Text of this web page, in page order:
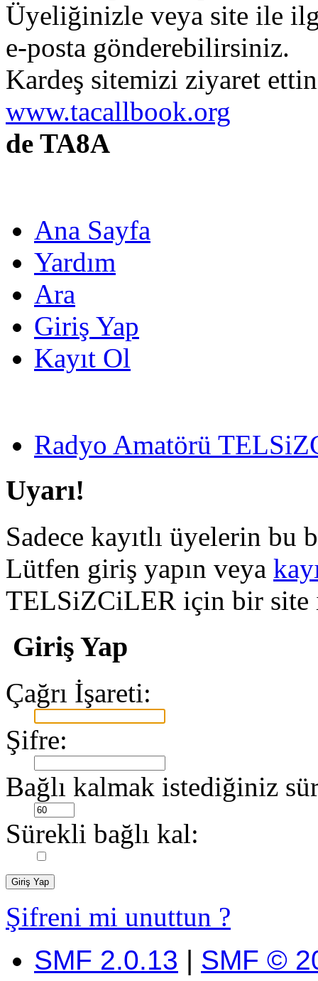
Üyeliğinizle veya site ile
e-posta gönderebilirsiniz.
Kardeş sitemizi ziyaret
www.tacallbook.org
de TA8A
Ana Sayfa
Yardım
Ara
Giriş Yap
Kayıt Ol
Radyo Amatörü
Uyarı!
Sadece kayıtlı üyelerin bu
Lütfen giriş yapın veya
TELSiZCiLER için bir
Giriş Yap
Çağrı İşareti:
Şifre:
Bağlı kalmak istediğiniz
Sürekli bağlı kal:
Şifreni mi unuttun ?
SMF 2.0.13 | SMF ©